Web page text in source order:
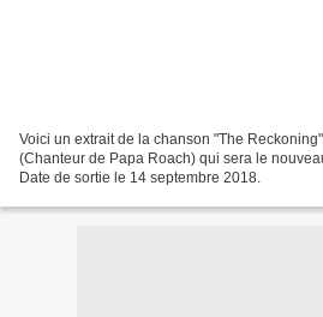
Voici un extrait de la chanson "The
(Chanteur de Papa Roach) qui sera le
Date de sortie le 14 septembre 2018.